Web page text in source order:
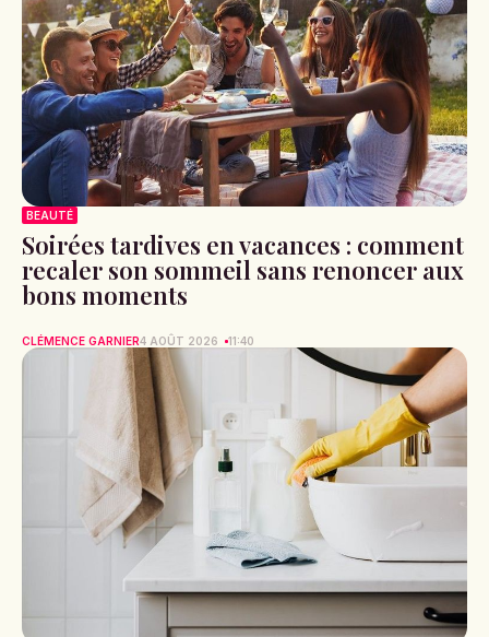
BEAUTÉ
Soirées tardives en vacances : comment
recaler son sommeil sans renoncer aux
bons moments
CLÉMENCE GARNIER4 AOÛT 2026 11:40